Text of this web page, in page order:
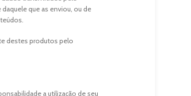
que as enviou, ou de
destes produtos pelo
a utilização de seu